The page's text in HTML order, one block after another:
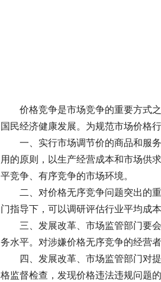
价格竞争是市场竞争的重要方式之
国民经济健康发展。为规范市场价格
一、实行市场调节价的商品和服务
用的原则，以生产经营成本和市场供
平竞争、有序竞争的市场环境。
二、对价格无序竞争问题突出的重
门指导下，可以调研评估行业平均成
三、发展改革、市场监管部门要会
务水平。对涉嫌价格无序竞争的经营
四、发展改革、市场监管部门对提
格监督检查，发现价格违法违规问题